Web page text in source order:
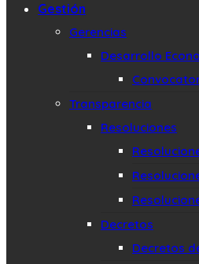
Gestión
Gerencias
Desarrollo
Transparencia
Resoluciones
Decretos
Decretos